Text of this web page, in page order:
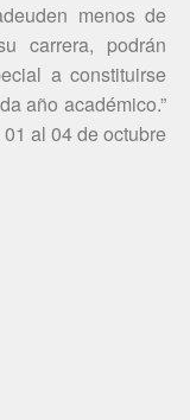
menos de
carrera, podrán
a constituirse
año académico.”
al 04 de octubre